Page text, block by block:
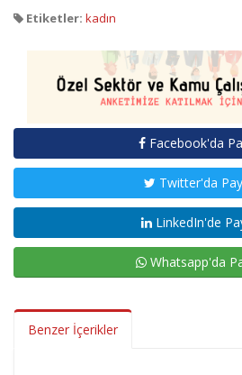
Etiketler: kadın
Facebook'da
Twitter'da
LinkedIn'de
Whatsapp'da
Benzer İçerikler